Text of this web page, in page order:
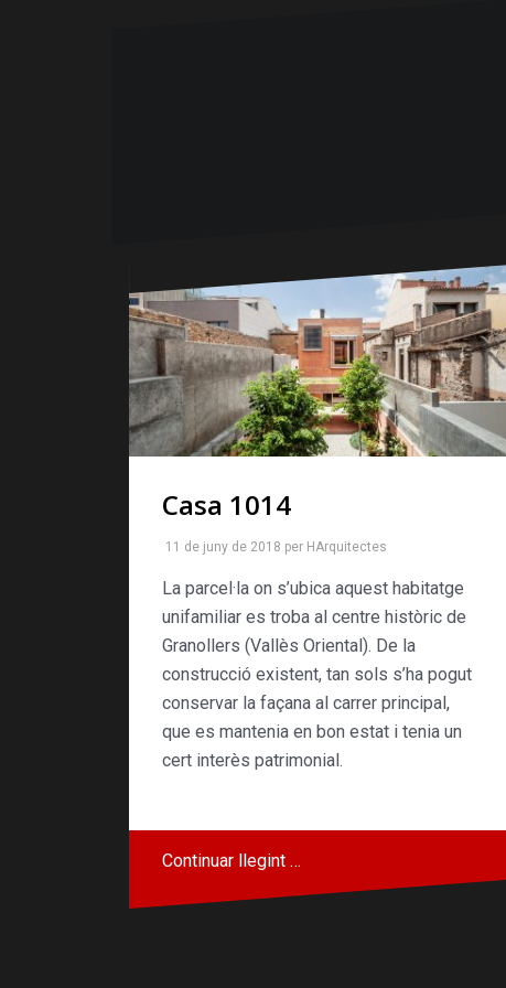
Casa 1014
11 de juny de 2018 per HArquitectes
La parcel·la on s’ubica aquest habitatge
unifamiliar es troba al centre històric de
Granollers (Vallès Oriental). De la
construcció existent, tan sols s’ha pogut
conservar la façana al carrer principal,
que es mantenia en bon estat i tenia un
cert interès patrimonial.
Continuar llegint …